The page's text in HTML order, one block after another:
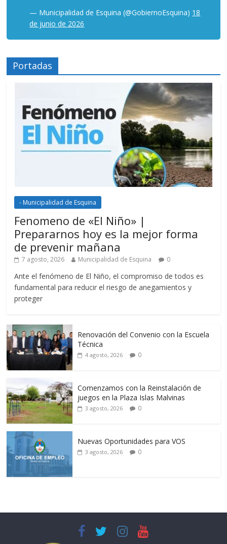
— Municipalidad de Esquina (@GobiernoEsquina) 18
de junio de 2026
Portadas
- Municipalidad de Esquina
Fenomeno de «El Niño» |
Prepararnos hoy es la mejor forma
de prevenir mañana
7 agosto, 2026 Municipalidad de Esquina 0
Ante el fenómeno de El Niño, el compromiso de todos es
fundamental para reducir el riesgo de anegamientos y
proteger
Renovación del Convenio con la Escuela
Técnica
4 agosto, 2026 0
Comenzamos con la Reinstalación de
juegos en la Plaza Islas Malvinas
3 agosto, 2026 0
Nuevas Oportunidades para VOS
3 agosto, 2026 0